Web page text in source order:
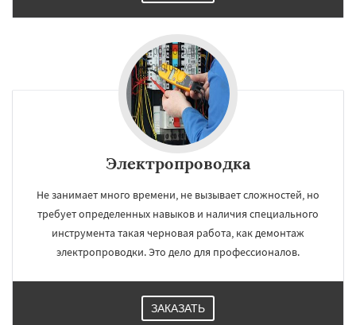
Электропроводка
Не занимает много времени, не вызывает сложностей, но
требует определенных навыков и наличия специального
инструмента такая черновая работа, как демонтаж
электропроводки. Это дело для профессионалов.
ЗАКАЗАТЬ